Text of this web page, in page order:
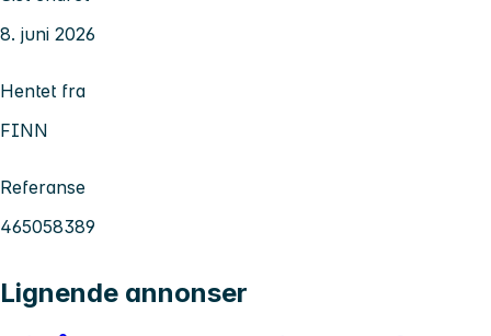
8. juni 2026
Hentet fra
FINN
Referanse
465058389
Lignende annonser